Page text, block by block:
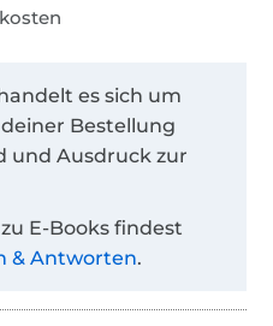
es sich um
Bestellung
und Ausdruck zur
E-Books findest
& Antworten.